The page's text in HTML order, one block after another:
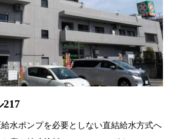
水ポンプを必要としない直結給水方式へ